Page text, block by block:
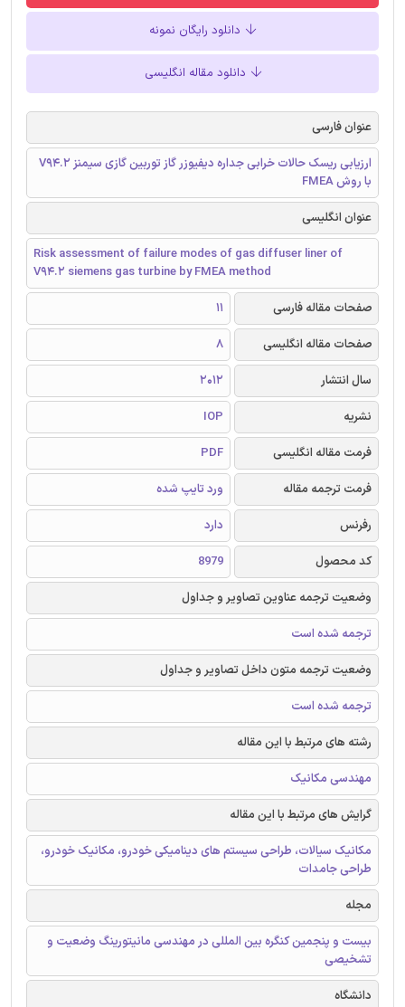
دانلود رایگان نمونه
دانلود مقاله انگلیسی
عنوان فارسی
ارزیابی ریسک حالات خرابی جداره دیفیوزر گاز توربین گازی سیمنز V94.2
با روش FMEA
عنوان انگلیسی
Risk assessment of failure modes of gas diffuser liner of
V94.2 siemens gas turbine by FMEA method
صفحات مقاله فارسی
11
صفحات مقاله انگلیسی
8
سال انتشار
2012
نشریه
IOP
فرمت مقاله انگلیسی
PDF
فرمت ترجمه مقاله
ورد تایپ شده
رفرنس
دارد
کد محصول
8979
وضعیت ترجمه عناوین تصاویر و جداول
ترجمه شده است
وضعیت ترجمه متون داخل تصاویر و جداول
ترجمه شده است
رشته های مرتبط با این مقاله
مهندسی مکانیک
گرایش های مرتبط با این مقاله
مکانیک سیالات، طراحی سیستم های دینامیکی خودرو، مکانیک خودرو،
طراحی جامدات
مجله
بیست و پنجمین کنگره بین المللی در مهندسی مانیتورینگ وضعیت و
تشخیصی
دانشگاه